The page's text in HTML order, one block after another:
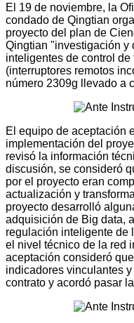
El 19 de noviembre, la
condado de Qingtian
proyecto del plan de
Qingtian "investigación y
inteligentes de control
(interruptores remotos
número 2309g llevado a
El equipo de aceptación
implementación del
revisó la información
discusión, se consideró
por el proyecto eran
actualización y
proyecto desarrolló
adquisición de Big data,
regulación inteligente de
el nivel técnico de la red
aceptación consideró
indicadores vinculantes
contrato y acordó pasar